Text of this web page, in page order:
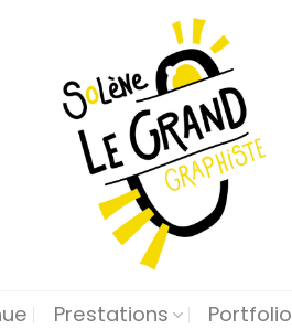
Prestations Portfolio